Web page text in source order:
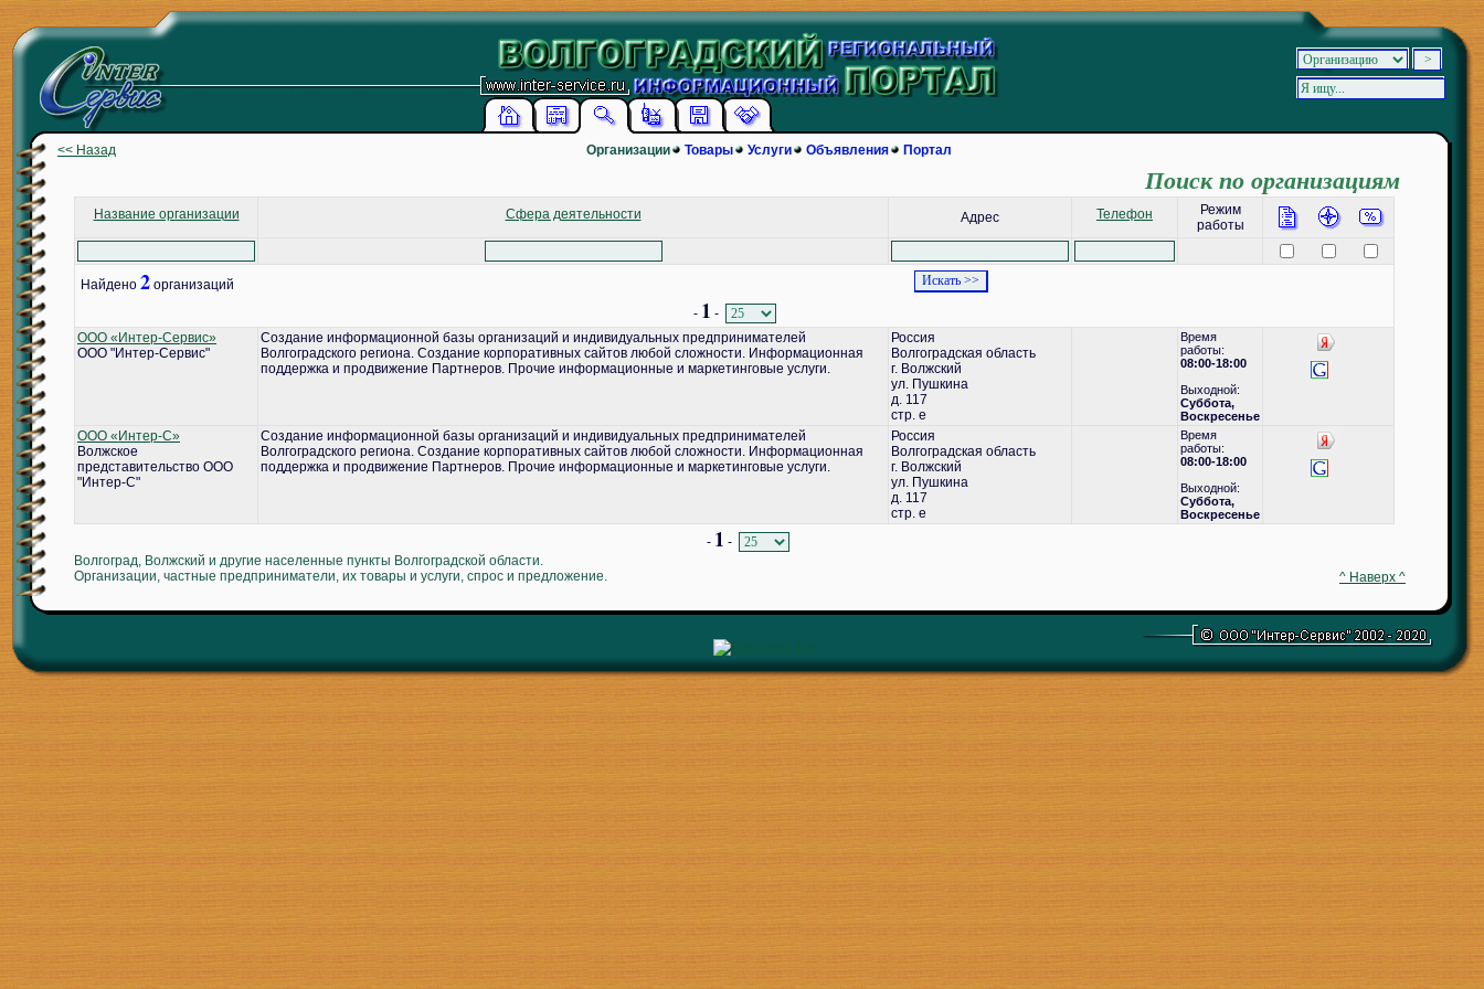
<< Назад Организации Товары Услуги Объявления Портал
Поиск по организациям
Название организации Сфера деятельности Адрес Телефон
Режим
работы
Найдено 2 организаций
- 1 -
ООО «Интер-Сервис»
ООО "Интер-Сервис"
Создание информационной базы организаций и индивидуальных предпринимателей
Волгоградского региона. Создание корпоративных сайтов любой сложности. Информационная
поддержка и продвижение Партнеров. Прочие информационные и маркетинговые услуги.
Россия
Волгоградская область
г. Волжский
ул. Пушкина
д. 117
стр. е
Время
работы:
08:00-18:00
Выходной:
Суббота,
Воскресенье
ООО «Интер-С»
Волжское
представительство ООО
"Интер-С"
Создание информационной базы организаций и индивидуальных предпринимателей
Волгоградского региона. Создание корпоративных сайтов любой сложности. Информационная
поддержка и продвижение Партнеров. Прочие информационные и маркетинговые услуги.
Россия
Волгоградская область
г. Волжский
ул. Пушкина
д. 117
стр. е
Время
работы:
08:00-18:00
Выходной:
Суббота,
Воскресенье
- 1 -
Волгоград, Волжский и другие населенные пункты Волгоградской области.
Организации, частные предприниматели, их товары и услуги, спрос и предложение.
^ Наверх ^